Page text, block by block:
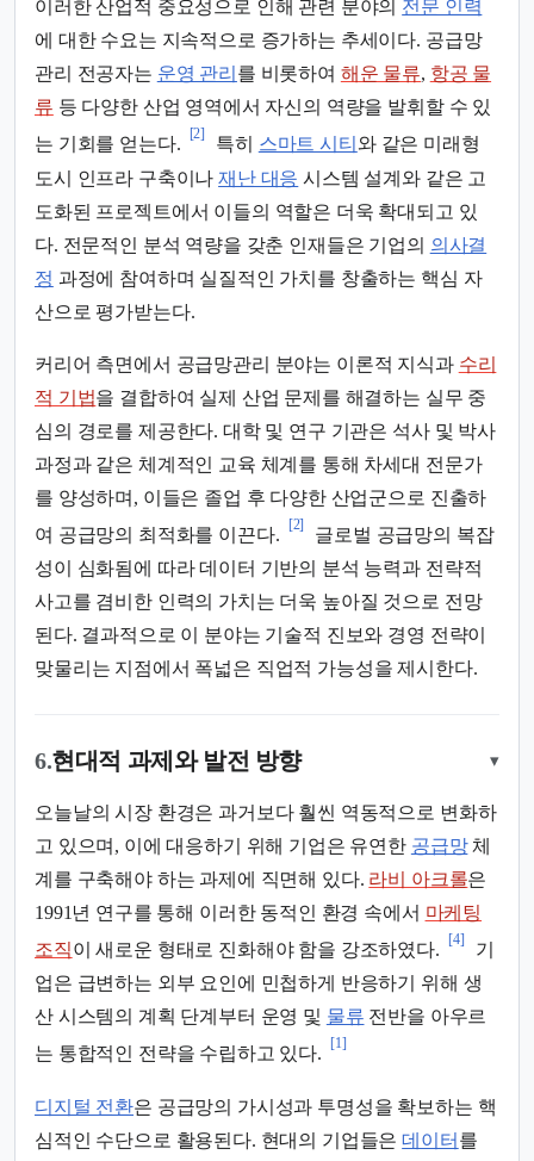
이러한 산업적 중요성으로 인해 관련 분야의 전문 인력
에 대한 수요는 지속적으로 증가하는 추세이다. 공급망
관리 전공자는 운영 관리 를 비롯하여 해운 물류, 항공 물
류 등 다양한 산업 영역에서 자신의 역량을 발휘할 수 있
는 기회를 얻는다.
[2]
특히 스마트 시티 와 같은 미래형
도시 인프라 구축이나재난 대응 시스템 설계와 같은 고
도화된 프로젝트에서 이들의 역할은 더욱 확대되고 있
다. 전문적인 분석 역량을 갖춘 인재들은 기업의 의사결
정 과정에 참여하며 실질적인 가치를 창출하는 핵심 자
산으로 평가받는다.
커리어 측면에서 공급망관리 분야는 이론적 지식과 수리
적 기법을 결합하여 실제 산업 문제를 해결하는 실무 중
심의 경로를 제공한다. 대학 및 연구 기관은 석사 및 박사
과정과 같은 체계적인 교육 체계를 통해 차세대 전문가
를 양성하며, 이들은 졸업 후 다양한 산업군으로 진출하
여 공급망의 최적화를 이끈다.
[2]
글로벌 공급망의 복잡
성이 심화됨에 따라 데이터 기반의 분석 능력과 전략적
사고를 겸비한 인력의 가치는 더욱 높아질 것으로 전망
된다. 결과적으로 이 분야는 기술적 진보와 경영 전략이
맞물리는 지점에서 폭넓은 직업적 가능성을 제시한다.
6.현대적 과제와 발전 방향 ▾
오늘날의 시장 환경은 과거보다 훨씬 역동적으로 변화하
고 있으며, 이에 대응하기 위해 기업은 유연한 공급망체
계를 구축해야 하는 과제에 직면해 있다. 라비 아크롤은
1991년 연구를 통해 이러한 동적인 환경 속에서 마케팅
조직이 새로운 형태로 진화해야 함을 강조하였다.
[4]
기
업은 급변하는 외부 요인에 민첩하게 반응하기 위해 생
산 시스템의 계획 단계부터 운영 및 물류 전반을 아우르
는 통합적인 전략을 수립하고 있다.
[1]
디지털 전환은 공급망의 가시성과 투명성을 확보하는 핵
심적인 수단으로 활용된다. 현대의 기업들은데이터 를